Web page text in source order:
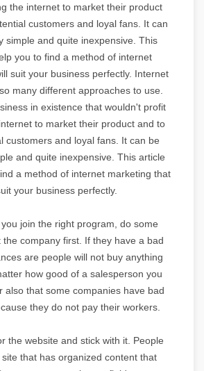
the internet to market their product
customers and loyal fans. It can
simple and quite inexpensive. This
you to find a method of internet
suit your business perfectly. Internet
many different approaches to use.
in existence that wouldn't profit
to market their product and to
customers and loyal fans. It can be
and quite inexpensive. This article
a method of internet marketing that
your business perfectly.
join the right program, do some
the company first. If they have a bad
are people will not buy anything
how good of a salesperson you
also that some companies have bad
they do not pay their workers.
the website and stick with it. People
that has organized content that